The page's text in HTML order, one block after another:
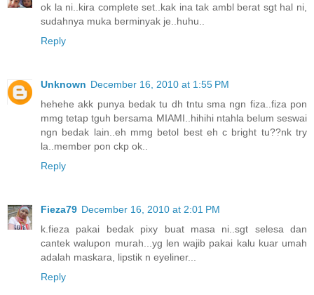
ok la ni..kira complete set..kak ina tak ambl berat sgt hal ni,
sudahnya muka berminyak je..huhu..
Reply
Unknown December 16, 2010 at 1:55 PM
hehehe akk punya bedak tu dh tntu sma ngn fiza..fiza pon
mmg tetap tguh bersama MIAMI..hihihi ntahla belum seswai
ngn bedak lain..eh mmg betol best eh c bright tu??nk try
la..member pon ckp ok..
Reply
Fieza79 December 16, 2010 at 2:01 PM
k.fieza pakai bedak pixy buat masa ni..sgt selesa dan
cantek walupon murah...yg len wajib pakai kalu kuar umah
adalah maskara, lipstik n eyeliner...
Reply